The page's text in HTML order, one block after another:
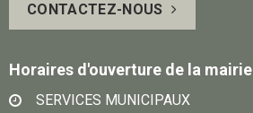
Facebook
sur
CONTACTEZ-NOUS
Horaires d'ouverture de la mairie
SERVICES MUNICIPAUX